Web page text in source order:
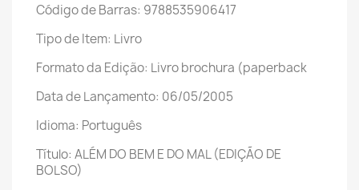
Código de Barras: 9788535906417
Tipo de Item: Livro
Formato da Edição: Livro brochura (paperback
Data de Lançamento: 06/05/2005
Idioma: Português
Título: ALÉM DO BEM E DO MAL (EDIÇÃO DE
BOLSO)